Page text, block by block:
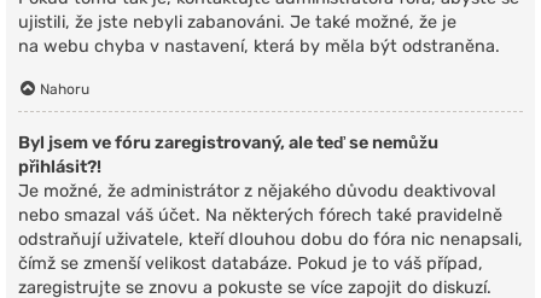
ujistili, že jste nebyli zabanováni. Je také možné, že je
na webu chyba v nastavení, která by měla být odstraněna.
Nahoru
Byl jsem ve fóru zaregistrovaný, ale teď se nemůžu
přihlásit?!
Je možné, že administrátor z nějakého důvodu deaktivoval
nebo smazal váš účet. Na některých fórech také pravidelně
odstraňují uživatele, kteří dlouhou dobu do fóra nic nenapsali,
čímž se zmenší velikost databáze. Pokud je to váš případ,
zaregistrujte se znovu a pokuste se více zapojit do diskuzí.